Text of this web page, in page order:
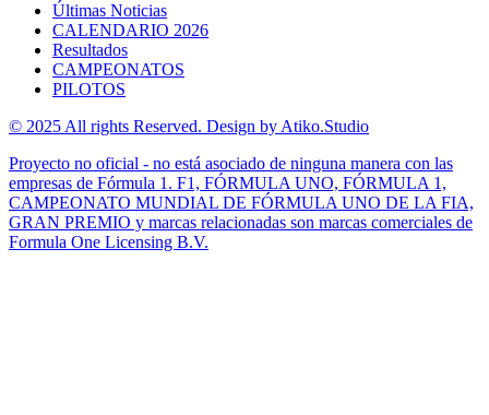
Últimas Noticias
CALENDARIO 2026
Resultados
CAMPEONATOS
PILOTOS
© 2025 All rights Reserved. Design by Atiko.Studio
Proyecto no oficial - no está asociado de ninguna manera con las
empresas de Fórmula 1. F1, FÓRMULA UNO, FÓRMULA 1,
CAMPEONATO MUNDIAL DE FÓRMULA UNO DE LA FIA,
GRAN PREMIO y marcas relacionadas son marcas comerciales de
Formula One Licensing B.V.